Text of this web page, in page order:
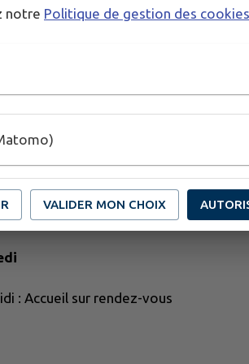
– 17 h
: Accueil sur rendez-vous
notre Politique de gestion des cookies
VALIDER MON CHOIX